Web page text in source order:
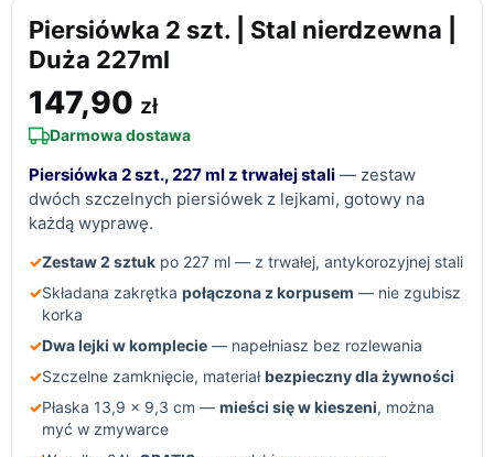
Piersiówka 2 szt. | Stal nierdzewna |
Duża 227ml
147,90 zł
Darmowa dostawa
Piersiówka 2 szt., 227 ml z trwałej stali — zestaw
dwóch szczelnych piersiówek z lejkami, gotowy na
każdą wyprawę.
✓Zestaw 2 sztuk po 227 ml — z trwałej, antykorozyjnej stali
✓Składana zakrętka połączona z korpusem — nie zgubisz
korka
✓Dwa lejki w komplecie — napełniasz bez rozlewania
✓Szczelne zamknięcie, materiałbezpieczny dla żywności
✓Płaska 13,9 × 9,3 cm — mieści się w kieszeni, można
myć w zmywarce